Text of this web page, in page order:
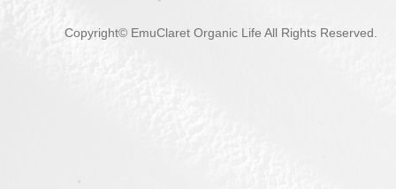
Copyright© EmuClaret Organic Life All Rights Reserved.